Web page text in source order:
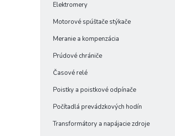
Elektromery
Motorové spúštače stýkače
Meranie a kompenzácia
Prúdové chrániče
Časové relé
Poistky a poistkové odpínače
Počítadlá prevádzkových hodín
Transformátory a napájacie zdroje